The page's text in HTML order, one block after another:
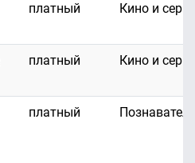
платный Кино и
платный Кино и
платный